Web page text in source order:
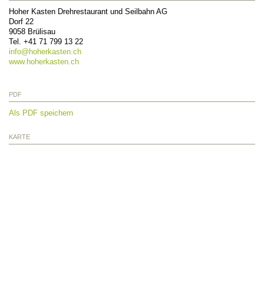
Hoher Kasten Drehrestaurant und Seilbahn AG
Dorf 22
9058 Brülisau
Tel. +41 71 799 13 22
info@ hoherkasten.ch
www.hoherkasten.ch
PDF
Als PDF speichern
KARTE